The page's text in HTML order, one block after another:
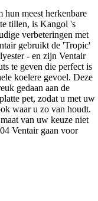
meest herkenbare
tillen, is Kangol 's
verbeteringen met
gebruikt de 'Tropic'
- en zijn Ventair
te geven die perfect is
koelere gevoel. Deze
gedaan aan de
pet, zodat u met uw
waar u zo van houdt.
van uw keuze niet
Ventair gaan voor